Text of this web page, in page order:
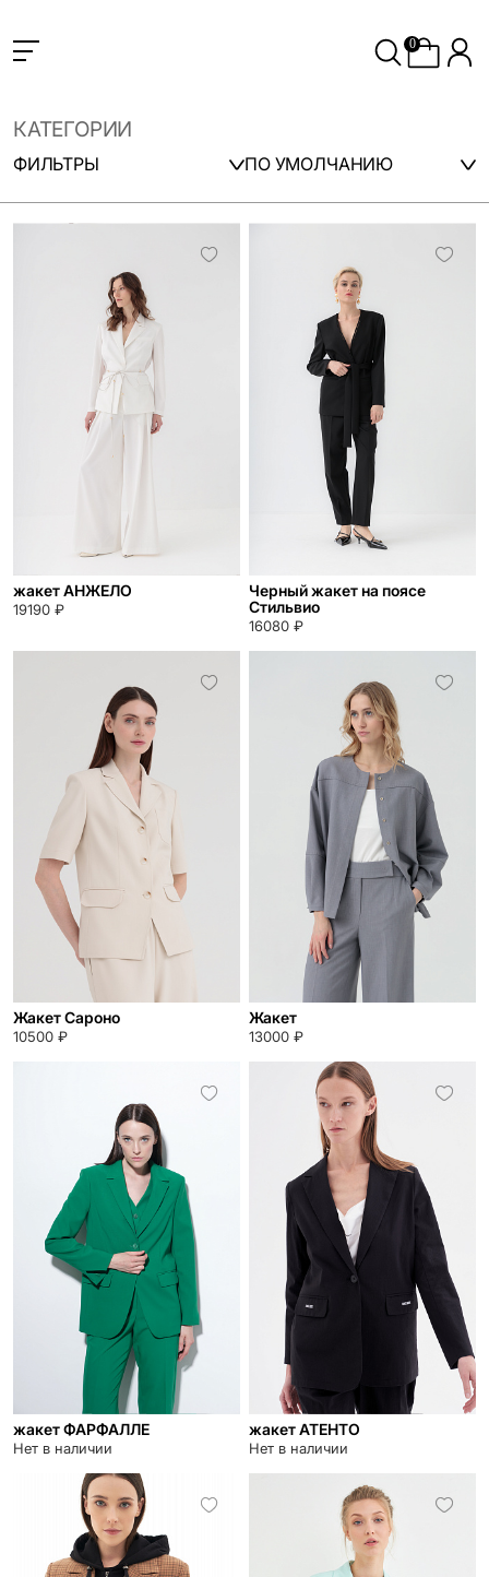
0
КАТЕГОРИИ
ФИЛЬТРЫ
жакет АНЖЕЛО
19190 ₽
Черный жакет на поясе
Стильвио
16080 ₽
Жакет Сароно
10500 ₽
Жакет
13000 ₽
жакет ФАРФАЛЛЕ
Нет в наличии
жакет АТЕНТО
Нет в наличии